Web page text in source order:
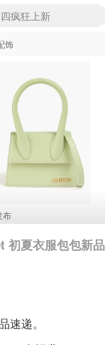
开抢！
疯狂上新
大促
折 随时失效
独家85折额外叠85折
闪促！每日更新
！5折起+叠9折
仅€192
饰
布
初夏衣服包包新
速递。